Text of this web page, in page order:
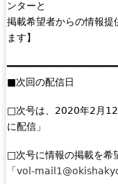
ンターと
掲載希望者からの情報
ます】
■次回の配信日
□次号は、2020年2月12
に配信」
□次号に情報の掲載を希
「vol-